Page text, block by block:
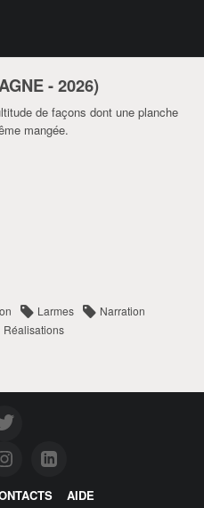
-2026)
de façons dont une planche
mangée.
Larmes
Narration
Réalisations
AIDE